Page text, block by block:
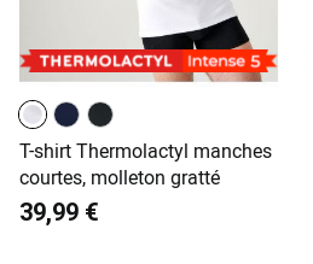
T-shirt Thermolactyl manches
courtes, molleton gratté
39,99 €